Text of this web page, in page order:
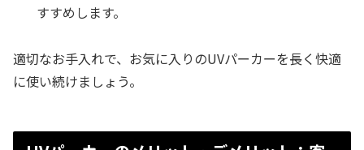
すすめします。
適切なお手入れで、お気に入りのUVパーカーを長く快適
に使い続けましょう。